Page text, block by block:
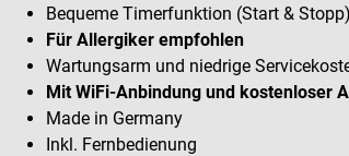
Bequeme Timerfunktion (Start & Stopp)
Für Allergiker empfohlen
Wartungsarm und niedrige
Mit WiFi-Anbindung und kostenloser
Made in Germany
Inkl. Fernbedienung